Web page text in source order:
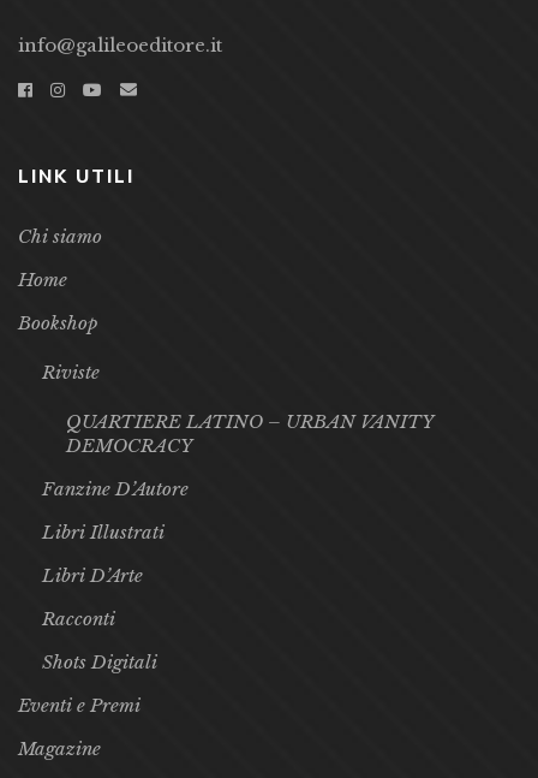
info@galileoeditore.it
LINK UTILI
Chi siamo
Home
Bookshop
Riviste
QUARTIERE LATINO – URBAN VANITY
DEMOCRACY
Fanzine D’Autore
Libri Illustrati
Libri D’Arte
Racconti
Shots Digitali
Eventi e Premi
Magazine